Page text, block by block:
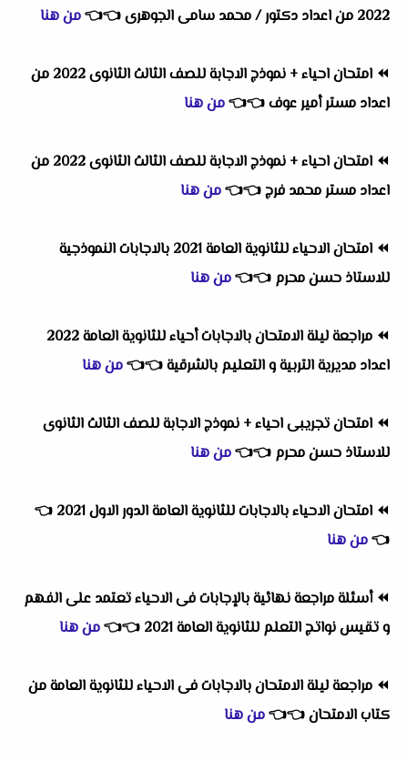
2022 من اعداد دكتور / محمد سامى الجوهرى
👈
👈من هنا
⏪
امتحان احياء + نموذج الاجابة للصف الثالث الثانوى 2022 من
اعداد مستر أمير عوف👈
👈من هنا
⏪
امتحان احياء + نموذج الاجابة للصف الثالث الثانوى 2022 من
اعداد مستر محمد فرج👈
👈من هنا
⏪
امتحان الاحياء للثانوية العامة 2021 بالاجابات النموذجية
للاستاذ حسن محرم 👈
👈من هنا
⏪
مراجعة ليلة الامتحان بالاجابات أحياء للثانوية العامة 2022
اعداد مديرية التربية و التعليم بالشرقية👈
👈من هنا
⏪ امتحان تجريبى احياء + نموذج الاجابة للصف الثالث الثانوى
للاستاذ حسن محرم 👈
👈من هنا
⏪ امتحان الاحياء بالاجابات للثانوية العامة الدور الاول 2021
👈
👈من هنا
⏪أسئلة مراجعة نهائية بالإجابات فى الاحياء تعتمد على الفهم
و تقيس نواتج التعلم للثانوية العامة 2021
👈
👈من هنا
⏪ مراجعة ليلة الامتحان بالاجابات فى الاحياء للثانوية العامة من
كتاب الامتحان👈
👈من هنا